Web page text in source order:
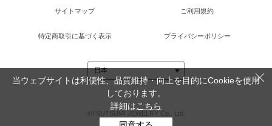
サイトマップ ご利用規約
特定商取引に基づく表示 プライバシーポリシー
©TSUTSUMI JEWELRY Co., Ltd.
当ウェブサイトは利便性、品質維持・向上を目的にCookieを使用
しております。
詳細はこちら